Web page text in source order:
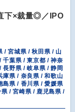
下×裁量◎／IPO
/ 宮城県 / 秋田県 / 山
千葉県 / 東京都 / 神奈
長野県 / 岐阜県 / 静岡
庫県 / 奈良県 / 和歌山
島県 / 香川県 / 愛媛県
/ 宮崎県 / 鹿児島県 /